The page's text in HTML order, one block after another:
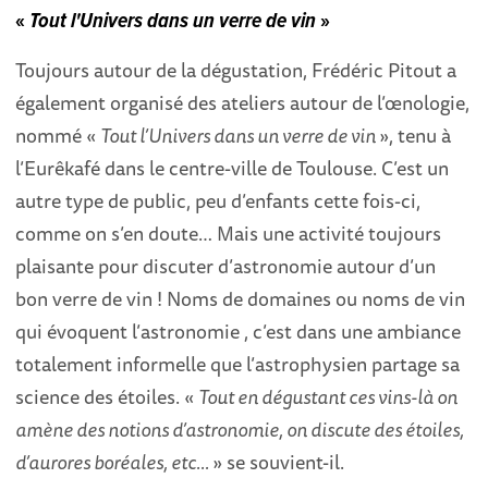
« Tout l'Univers dans un verre de vin»
Toujours autour de la dégustation, Frédéric Pitout a
également organisé des ateliers autour de l’œnologie,
nommé « Tout l’Univers dans un verre de vin», tenu à
l’Eurêkafé dans le centre-ville de Toulouse. C’est un
autre type de public, peu d’enfants cette fois-ci,
comme on s’en doute… Mais une activité toujours
plaisante pour discuter d’astronomie autour d’un
bon verre de vin ! Noms de domaines ou noms de vin
qui évoquent l’astronomie , c’est dans une ambiance
totalement informelle que l’astrophysien partage sa
science des étoiles. « Tout en dégustant ces vins-là on
amène des notions d’astronomie, on discute des étoiles,
d’aurores boréales, etc…» se souvient-il.